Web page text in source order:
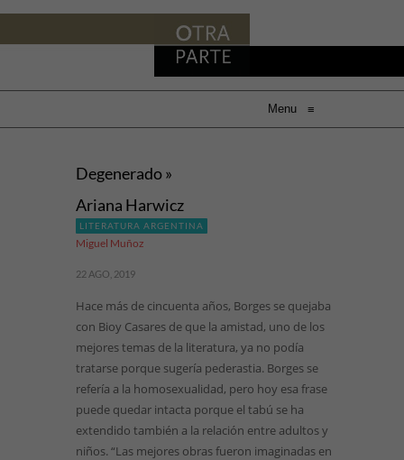
Menu ≡
Degenerado »
Ariana Harwicz
LITERATURA ARGENTINA
Miguel Muñoz
22 AGO, 2019
Hace más de cincuenta años, Borges se quejaba
con Bioy Casares de que la amistad, uno de los
mejores temas de la literatura, ya no podía
tratarse porque sugería pederastia. Borges se
refería a la homosexualidad, pero hoy esa frase
puede quedar intacta porque el tabú se ha
extendido también a la relación entre adultos y
niños. “Las mejores obras fueron imaginadas en